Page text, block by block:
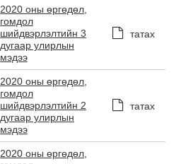
2020 оны өргөдөл,
гомдол
шийдвэрлэлтийн 3
дугаар улирлын
мэдээ
татах
2020 оны өргөдөл,
гомдол
шийдвэрлэлтийн 2
дугаар улирлын
мэдээ
татах
2020 оны өргөдөл,